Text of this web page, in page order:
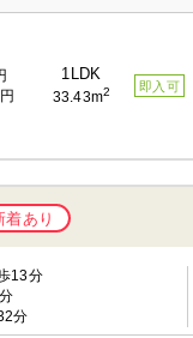
1LDK
33.43m2 即入可
着あり
13分
分